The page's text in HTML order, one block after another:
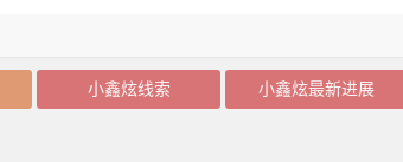
小鑫炫线索 小鑫炫最新进展